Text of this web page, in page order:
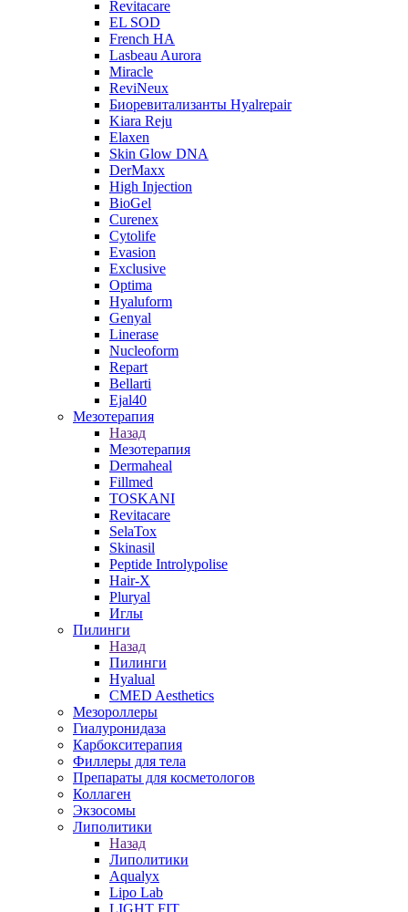
Revitacare
EL SOD
French HA
Lasbeau Aurora
Miracle
ReviNeux
Биоревитализанты Hyalrepair
Kiara Reju
Elaxen
Skin Glow DNA
DerMaxx
High Injection
BioGel
Curenex
Cytolife
Evasion
Exclusive
Optima
Hyaluform
Genyal
Linerase
Nucleoform
Repart
Bellarti
Ejal40
Мезотерапия
Назад
Мезотерапия
Dermaheal
Fillmed
TOSKANI
Revitacare
SelaTox
Skinasil
Peptide Introlypolise
Hair-X
Pluryal
Иглы
Пилинги
Назад
Пилинги
Hyalual
CMED Aesthetics
Мезороллеры
Гиалуронидаза
Карбокситерапия
Филлеры для тела
Препараты для косметологов
Коллаген
Экзосомы
Липолитики
Назад
Липолитики
Aqualyx
Lipo Lab
LIGHT FIT